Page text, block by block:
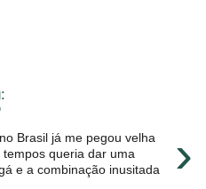
'
›
Brasil já me pegou velha
queria dar uma
e a combinação inusitada